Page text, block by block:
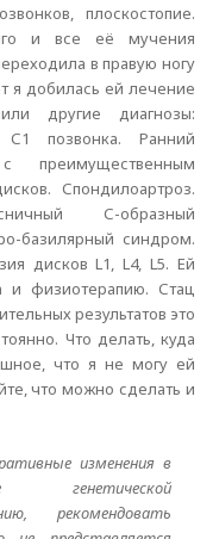
плоскостопие.
и все её мучения
в правую ногу
я добилась ей лечение
другие диагнозы:
С1 позвонка. Ранний
преимущественным
Спондилоартроз.
С-образный
базилярный синдром.
дисков L1, L4, L5. Ей
и физиотерапию. Стац
результатов это
Что делать, куда
что я не могу ей
что можно сделать и
изменения в
генетической
рекомендовать